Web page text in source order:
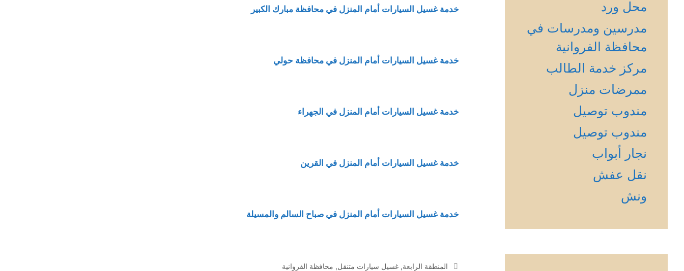
خدمة غسيل السيارات أمام المنزل في محافظة مبارك الكبير
خدمة غسيل السيارات أمام المنزل في محافظة حولي
خدمة غسيل السيارات أمام المنزل في الجهراء
خدمة غسيل السيارات أمام المنزل في القرين
خدمة غسيل السيارات أمام المنزل في صباح السالم والمسيلة
التصنيفات
المنطقة الرابعة, غسيل سيارات متنقل, محافظة الفروانية
محل ورد
مدرسين ومدرسات في
محافظة الفروانية
مركز خدمة الطالب
ممرضات منزل
مندوب توصيل
مندوب توصيل
نجار أبواب
نقل عفش
ونش